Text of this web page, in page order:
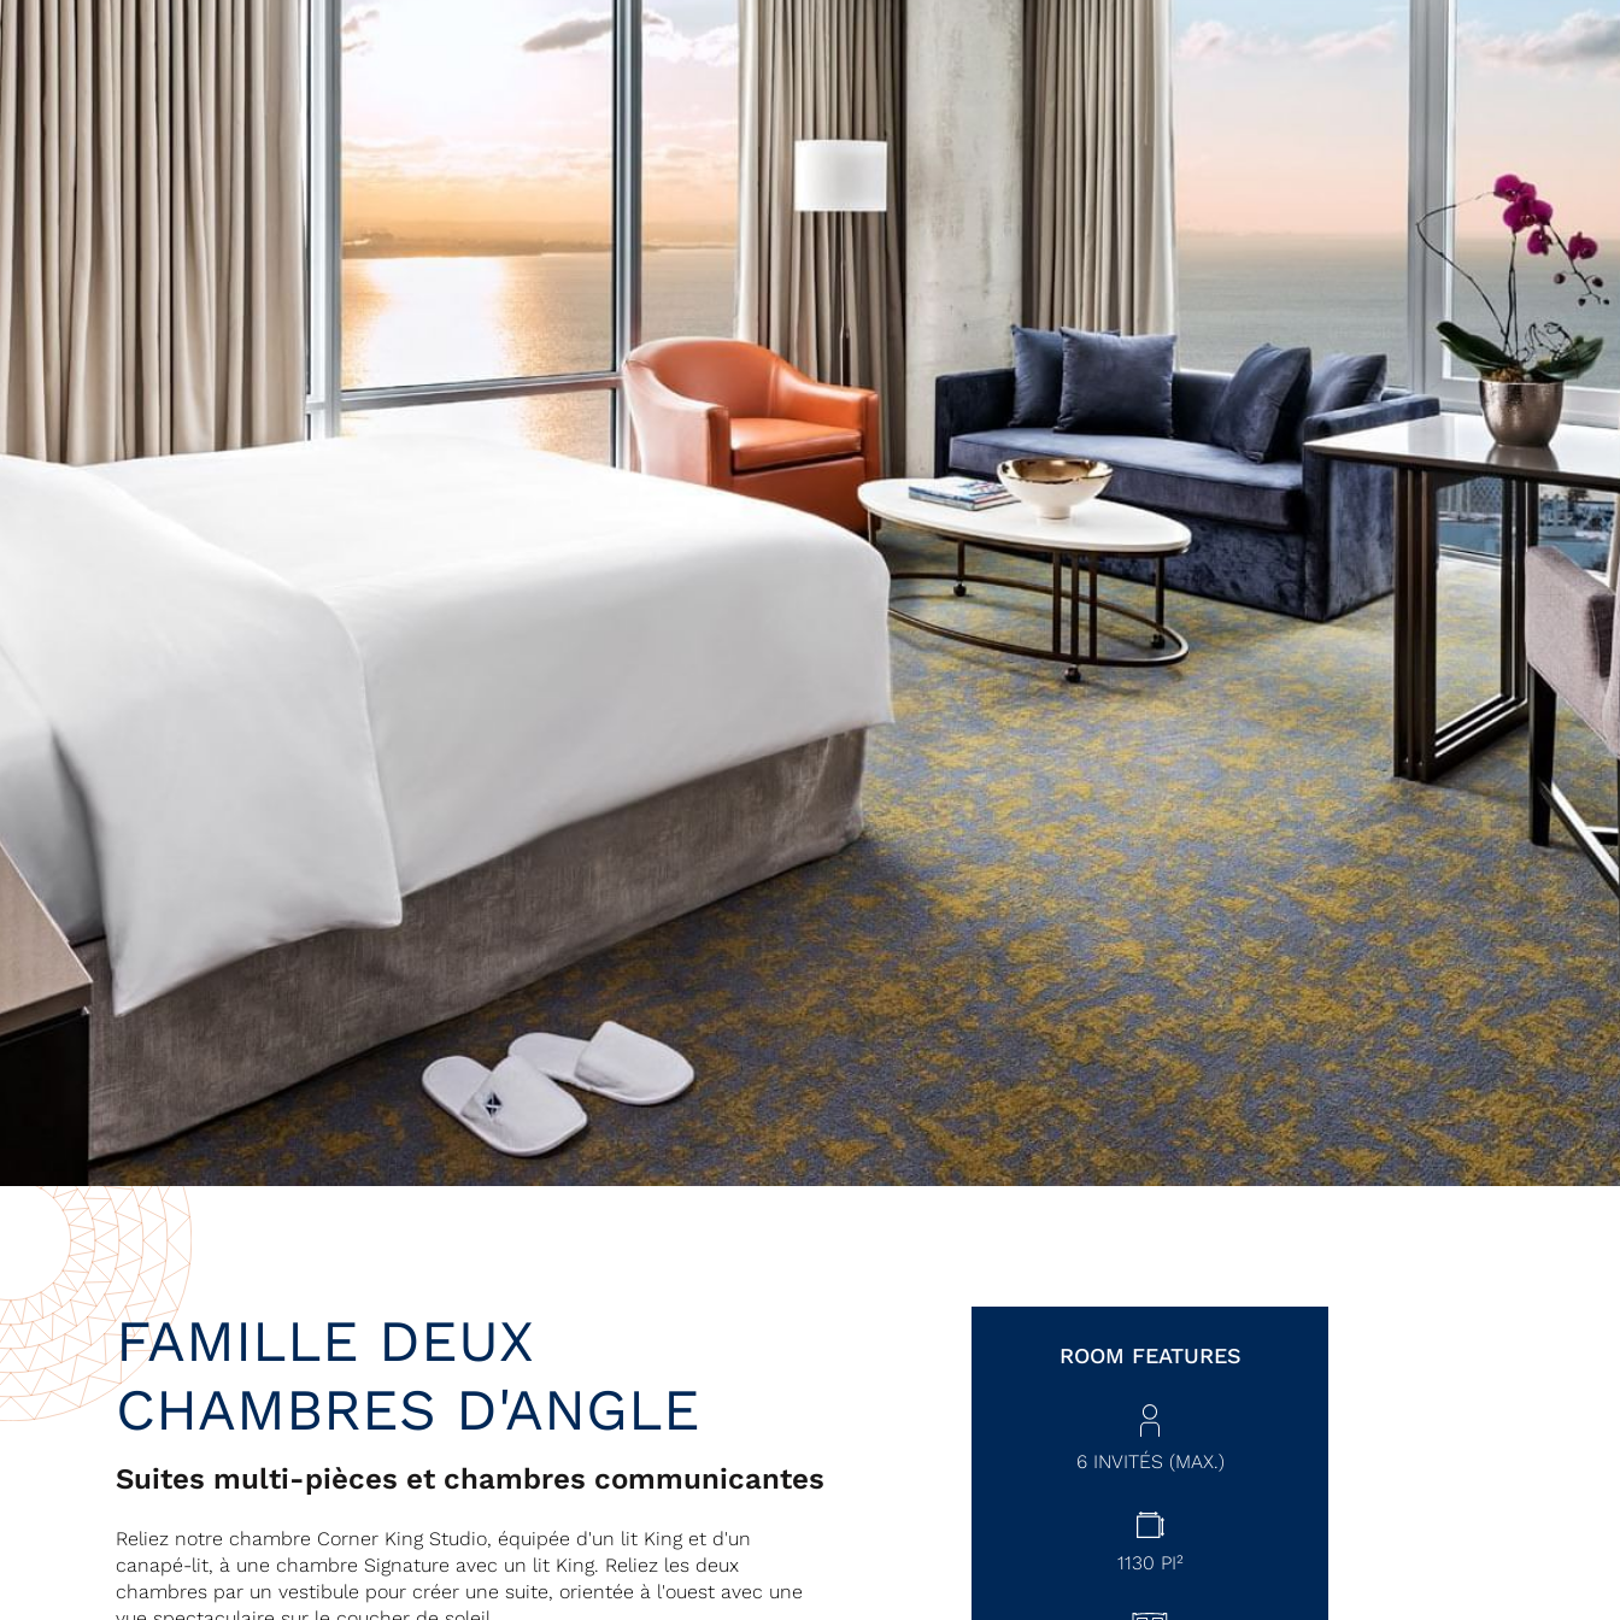
FAMILLE DEUX
CHAMBRES D'ANGLE
Suites multi-pièces et chambres communicantes
Reliez notre chambre Corner King Studio, équipée d'un lit King et d'un
canapé-lit, à une chambre Signature avec un lit King. Reliez les deux
chambres par un vestibule pour créer une suite, orientée à l'ouest avec une
ROOM FEATURES
6 INVITÉS (MAX.)
1130 PI²